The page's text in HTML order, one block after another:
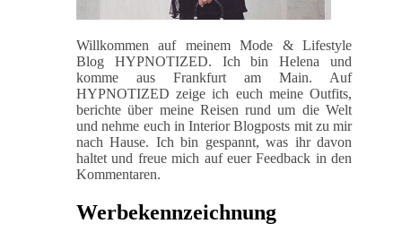
Willkommen auf meinem Mode & Lifestyle
Blog HYPNOTIZED. Ich bin Helena und
komme aus Frankfurt am Main. Auf
HYPNOTIZED zeige ich euch meine Outfits,
berichte über meine Reisen rund um die Welt
und nehme euch in Interior Blogposts mit zu mir
nach Hause. Ich bin gespannt, was ihr davon
haltet und freue mich auf euer Feedback in den
Kommentaren.
Werbekennzeichnung